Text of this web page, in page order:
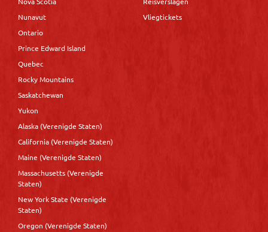
Nunavut
Ontario
Prince Edward Island
Quebec
Rocky Mountains
Saskatchewan
Yukon
Alaska (Verenigde Staten)
California (Verenigde Staten)
Maine (Verenigde Staten)
Massachusetts (Verenigde
Staten)
New York State (Verenigde
Staten)
Oregon (Verenigde Staten)
Vliegtickets